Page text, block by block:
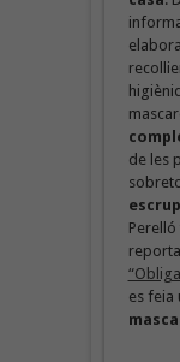
de les
es feia